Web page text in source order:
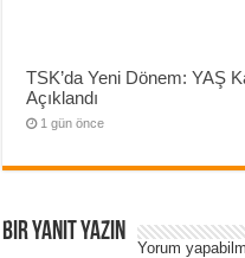
TSK’da Yeni Dönem: YAŞ
Açıklandı
1 gün önce
Bir yanıt yazın
Yorum